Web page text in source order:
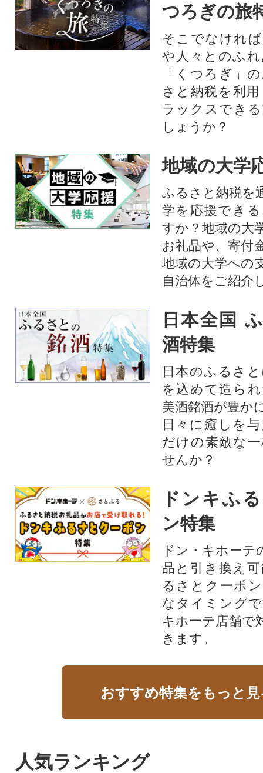
つろぎの旅
そこでなけれ
や人々とのふ
「くつろぎ」
さと納税を利
ラックスでき
しょうか？
地域の大学
ふるさと納税を
学を応援でき
すか？地域の大
お礼品や、寄付
地域の大学への
自治体をご紹介
日本全国
酒特集
日本のふるさ
を込めて造ら
美酒銘酒が豊か
日々に癒しを
だけの素敵な
せんか？
ドンキふ
ン特集
ドン・キホーテ
品と引き換え
るさとクーポ
なタイミング
キホーテ店舗で
きます。
おすすめ特集をもっと
人気ランキング